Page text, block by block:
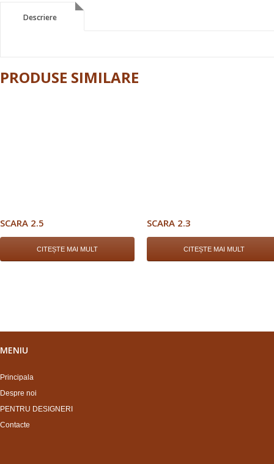
Descriere
Descriere
PRODUSE SIMILARE
SCARA 2.5
CITEȘTE MAI MULT
SCARA 2.3
CITEȘTE MAI MULT
MENIU
Principala
Despre noi
PENTRU DESIGNERI
Contacte